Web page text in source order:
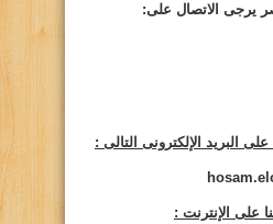
يرجى الاتصال على:
البريد الإلكترونى التالى :
على الإنترنت :